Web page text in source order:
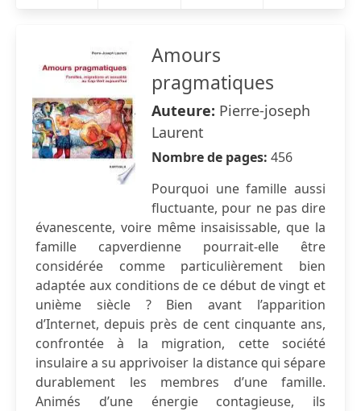
Amours
pragmatiques
Auteure: Pierre-joseph
Laurent
Nombre de pages: 456
Pourquoi une famille aussi
fluctuante, pour ne pas dire
évanescente, voire même insaisissable, que la
famille capverdienne pourrait-elle être
considérée comme particulièrement bien
adaptée aux conditions de ce début de vingt et
unième siècle ? Bien avant l’apparition
d’Internet, depuis près de cent cinquante ans,
confrontée à la migration, cette société
insulaire a su apprivoiser la distance qui sépare
durablement les membres d’une famille.
Animés d’une énergie contagieuse, ils